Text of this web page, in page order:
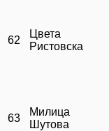
62
Цвета
Ристовска
63
Милица
Шутова